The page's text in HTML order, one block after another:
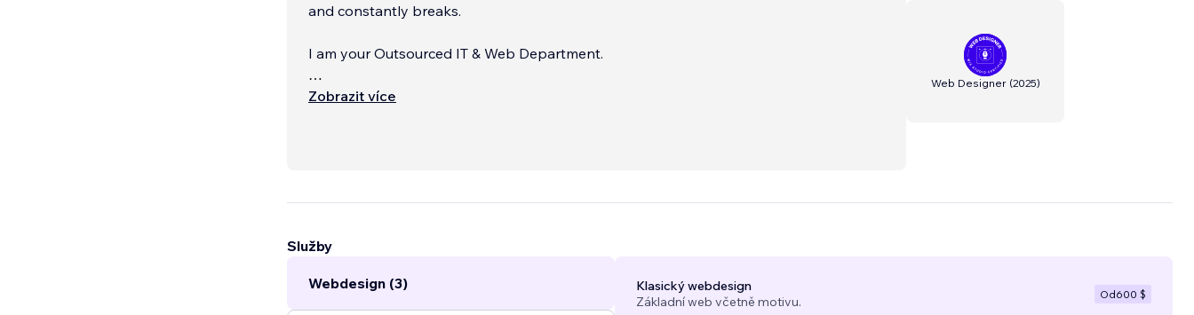
and constantly breaks.
I am your Outsourced IT & Web Department.
As a Wix Studio Certified Expert, I don't just 'build' websites. I engineer high-
Zobrazit více
Web Designer(2025)
Služby
Webdesign (3)
Klasický webdesign
Základní web včetně motivu.
Od600 $